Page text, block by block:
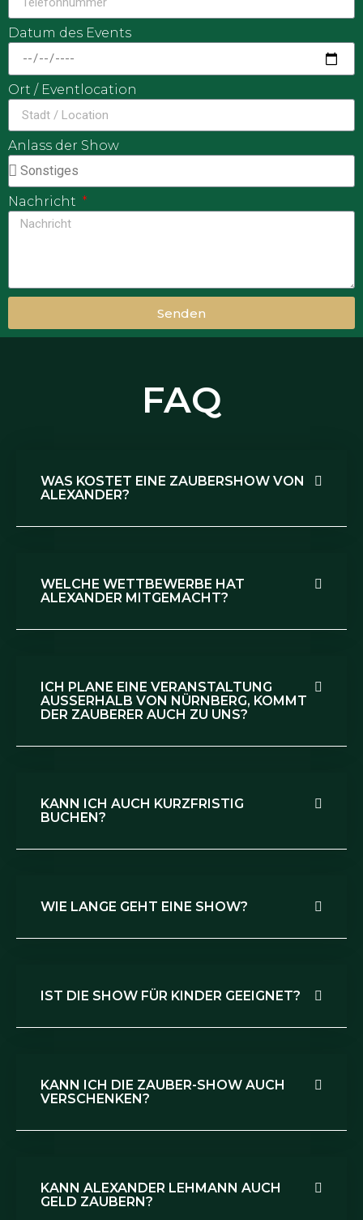
Datum des Events
Ort / Eventlocation
Anlass der Show
Nachricht
Senden
FAQ
WAS KOSTET EINE ZAUBERSHOW VON
ALEXANDER?
WELCHE WETTBEWERBE HAT
ALEXANDER MITGEMACHT?
ICH PLANE EINE VERANSTALTUNG
AUSSERHALB VON NÜRNBERG, KOMMT D
ER ZAUBERER AUCH ZU UNS?
KANN ICH AUCH KURZFRISTIG
BUCHEN?
WIE LANGE GEHT EINE SHOW?
IST DIE SHOW FÜR KINDER GEEIGNET?
KANN ICH DIE ZAUBER-SHOW AUCH
VERSCHENKEN?
KANN ALEXANDER LEHMANN AUCH
GELD ZAUBERN?